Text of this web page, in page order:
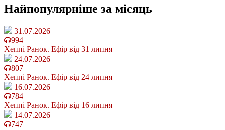
Найпопулярніше за місяць
31.07.2026
994
Хеппі Ранок. Ефір від 31 липня
24.07.2026
807
Хеппі Ранок. Ефір від 24 липня
16.07.2026
784
Хеппі Ранок. Ефір від 16 липня
14.07.2026
747